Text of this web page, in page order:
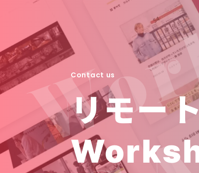
Contact us
リモー